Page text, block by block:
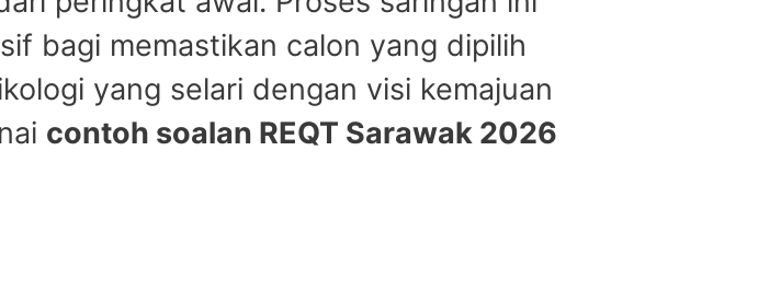
bagi memastikan calon yang dipilih
yang selari dengan visi kemajuan
contoh soalan REQT Sarawak 2026